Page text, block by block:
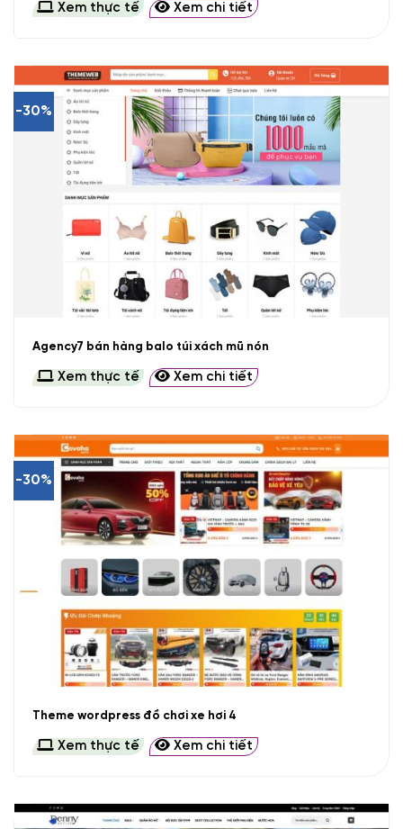
Xem thực tế Xem chi tiết
-30%
Agency7 bán hàng balo túi xách mũ nón
Xem thực tế Xem chi tiết
-30%
Theme wordpress đồ chơi xe hơi 4
Xem thực tế Xem chi tiết